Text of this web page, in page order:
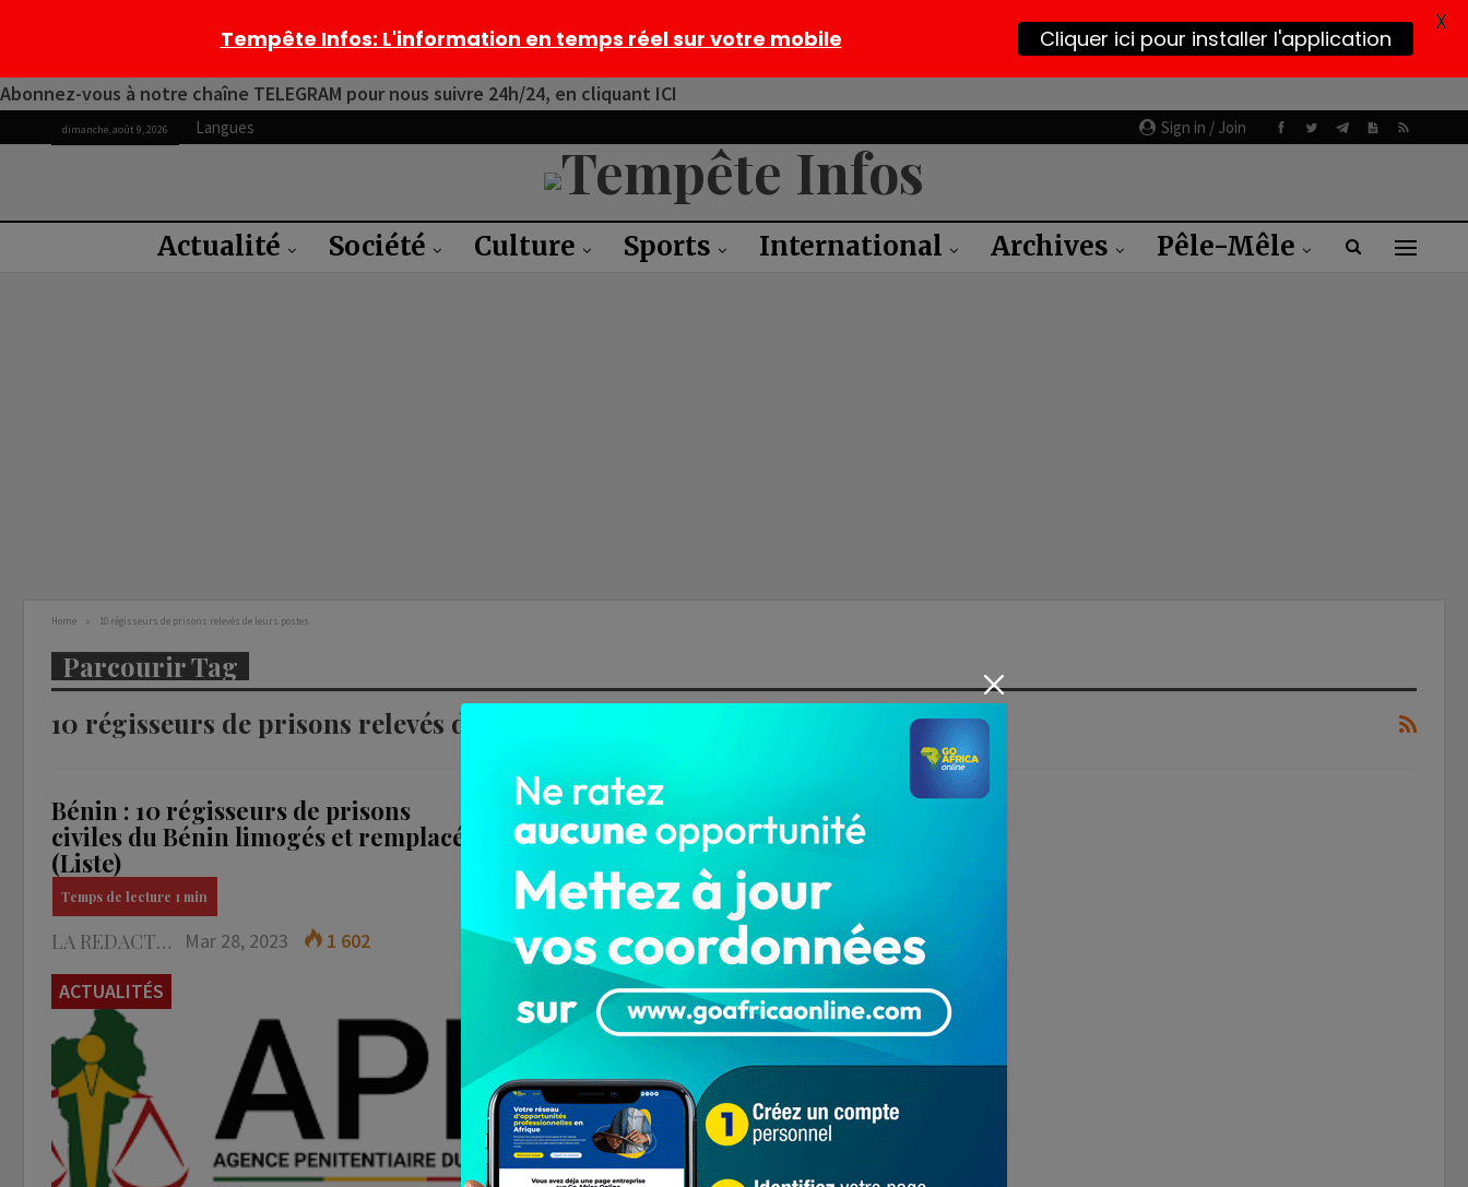
Abonnez-vous à notre chaîne TELEGRAM pour nous suivre 24h/24, en cliquant ICI
Sign in / Join
dimanche, août 9, 2026 Langues
Actualité Société Culture Sports International Archives Pêle-Mêle
Home 10 régisseurs de prisons relevés de leurs postes
Parcourir Tag
10 régisseurs de prisons relevés de leurs postes
Bénin : 10 régisseurs de prisons
civiles du Bénin limogés et remplacés
(Liste)
LA REDACTION Mar 28, 2023
1 602
ACTUALITÉS
Tempête Infos: L'information en temps réel sur votre mobile Cliquer ici pour installer l'application
X